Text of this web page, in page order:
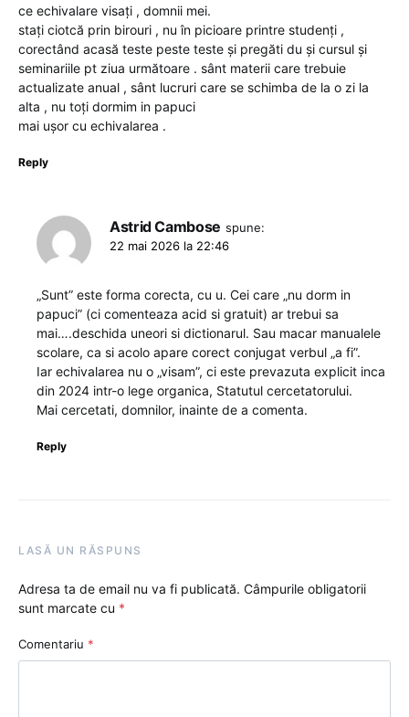
ce echivalare visați , domnii mei.
stați ciotcă prin birouri , nu în picioare printre studenți ,
corectând acasă teste peste teste și pregăti du și cursul și
seminariile pt ziua următoare . sânt materii care trebuie
actualizate anual , sânt lucruri care se schimba de la o zi la
alta , nu toți dormim in papuci
mai ușor cu echivalarea .
Reply
Astrid Cambose spune:
22 mai 2026 la 22:46
„Sunt” este forma corecta, cu u. Cei care „nu dorm in
papuci” (ci comenteaza acid si gratuit) ar trebui sa
mai….deschida uneori si dictionarul. Sau macar manualele
scolare, ca si acolo apare corect conjugat verbul „a fi”.
Iar echivalarea nu o „visam”, ci este prevazuta explicit inca
din 2024 intr-o lege organica, Statutul cercetatorului.
Mai cercetati, domnilor, inainte de a comenta.
Reply
LASĂ UN RĂSPUNS
Adresa ta de email nu va fi publicată. Câmpurile obligatorii
sunt marcate cu *
Comentariu *